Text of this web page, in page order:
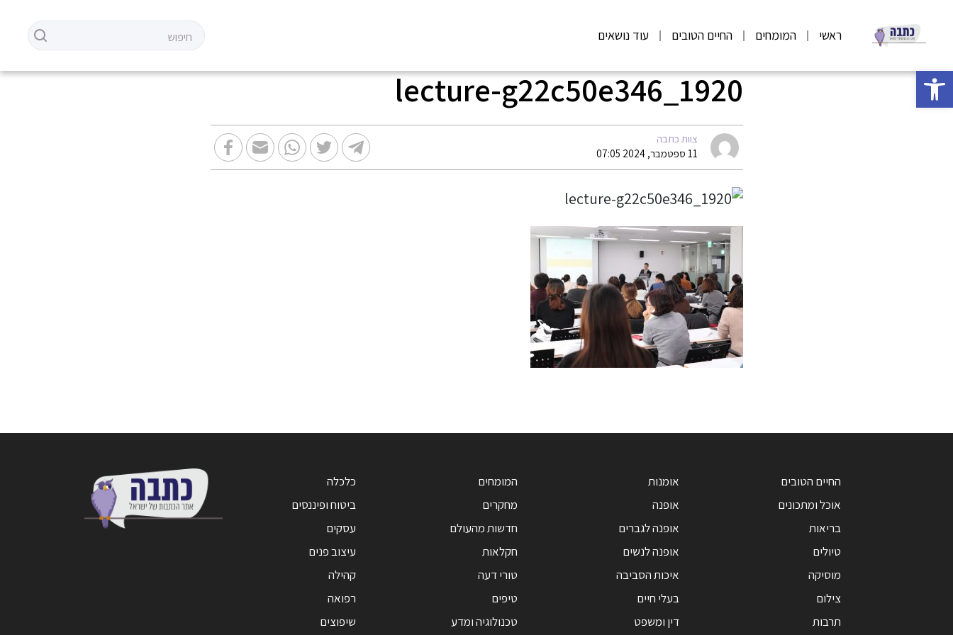
פתח סרגל נגישות
ראשי המומחים החיים הטובים עוד נושאים
lecture-g22c50e346_1920
צוות כתבה
11 ספטמבר, 2024 07:05
החיים הטובים
אוכל ומתכונים
בריאות
טיולים
מוסיקה
צילום
תרבות
אומנות
אופנה
אופנה לגברים
אופנה לנשים
איכות הסביבה
בעלי חיים
דין ומשפט
המומחים
מחקרים
חדשות מהעולם
חקלאות
טורי דעה
טיפים
טכנולוגיה ומדע
כלכלה
ביטוח ופיננסים
עסקים
עיצוב פנים
קהילה
רפואה
שיפוצים